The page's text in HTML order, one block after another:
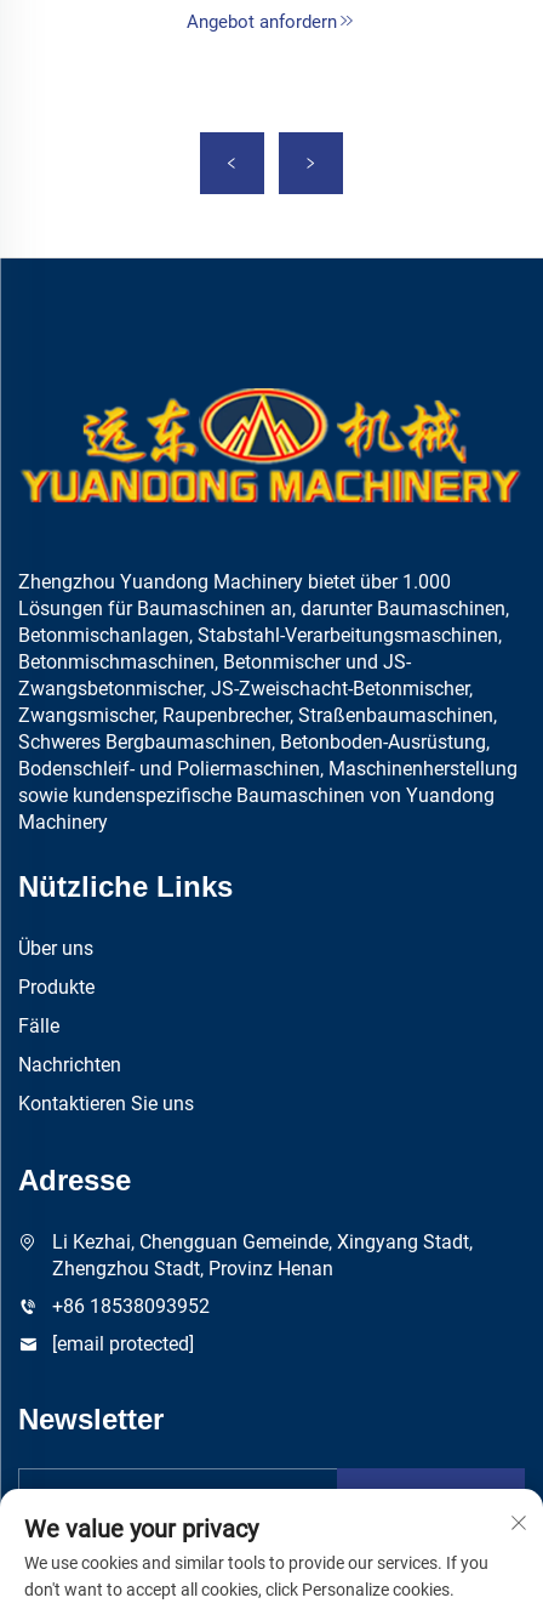
Angebot anfordern
Zhengzhou Yuandong Machinery bietet über 1.000
Lösungen für Baumaschinen an, darunter Baumaschinen,
Betonmischanlagen, Stabstahl-Verarbeitungsmaschinen,
Betonmischmaschinen, Betonmischer und JS-
Zwangsbetonmischer, JS-Zweischacht-Betonmischer,
Zwangsmischer, Raupenbrecher, Straßenbaumaschinen,
Schweres Bergbaumaschinen, Betonboden-Ausrüstung,
Bodenschleif- und Poliermaschinen, Maschinenherstellung
sowie kundenspezifische Baumaschinen von Yuandong
Machinery
Nützliche Links
Über uns
Produkte
Fälle
Nachrichten
Kontaktieren Sie uns
Adresse
Li Kezhai, Chengguan Gemeinde, Xingyang Stadt,
Zhengzhou Stadt, Provinz Henan
+86 18538093952
[email protected]
Newsletter
We value your privacy
We use cookies and similar tools to provide our services. If you
don't want to accept all cookies, click Personalize cookies.